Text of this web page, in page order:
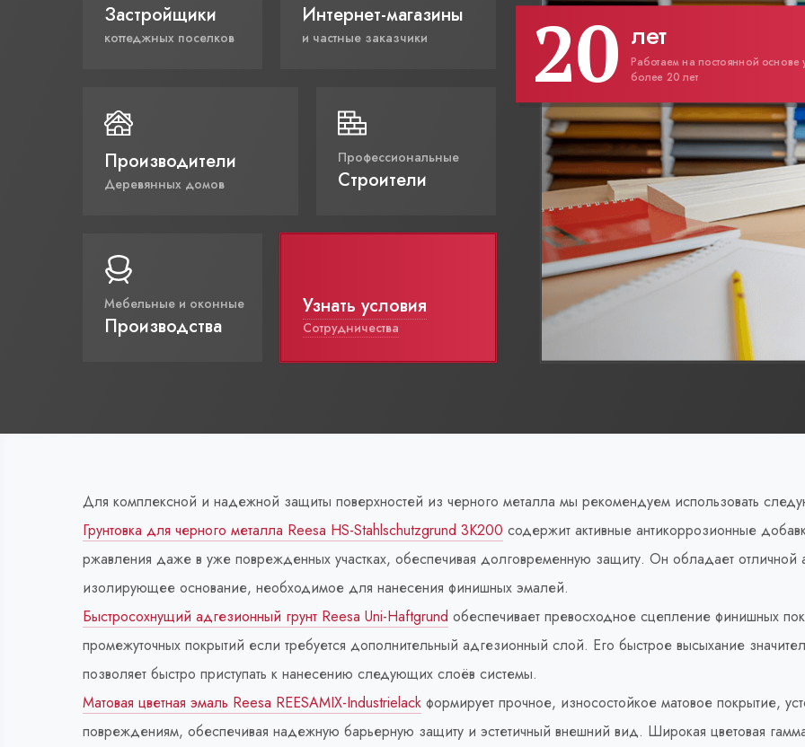
Застройщики
коттеджных поселков
Интернет-магазины
и частные заказчики
Производители
Деревянных домов
Профессиональные
Строители
Мебельные и оконные
Производства
Узнать условия
Сотрудничества
20 лет
Работаем на постоянной основе
более 20 лет
Для комплексной и надежной защиты поверхностей из черного металла мы рекомендуем использовать
Грунтовка для черного металла Reesa HS-Stahlschutzgrund 3К200 содержит активные антикоррозионные
ржавления даже в уже поврежденных участках, обеспечивая долговременную защиту. Он обладает
изолирующее основание, необходимое для нанесения финишных эмалей.
Быстросохнущий адгезионный грунт Reesa Uni-Haftgrund обеспечивает превосходное сцепление финишных
промежуточных покрытий если требуется дополнительный адгезионный слой. Его быстрое высыхание
позволяет быстро приступать к нанесению следующих слоёв системы.
Матовая цветная эмаль Reesa REESAMIX-Industrielack формирует прочное, износостойкое матовое покрытие,
повреждениям, обеспечивая надежную барьерную защиту и эстетичный внешний вид. Широкая цветовая